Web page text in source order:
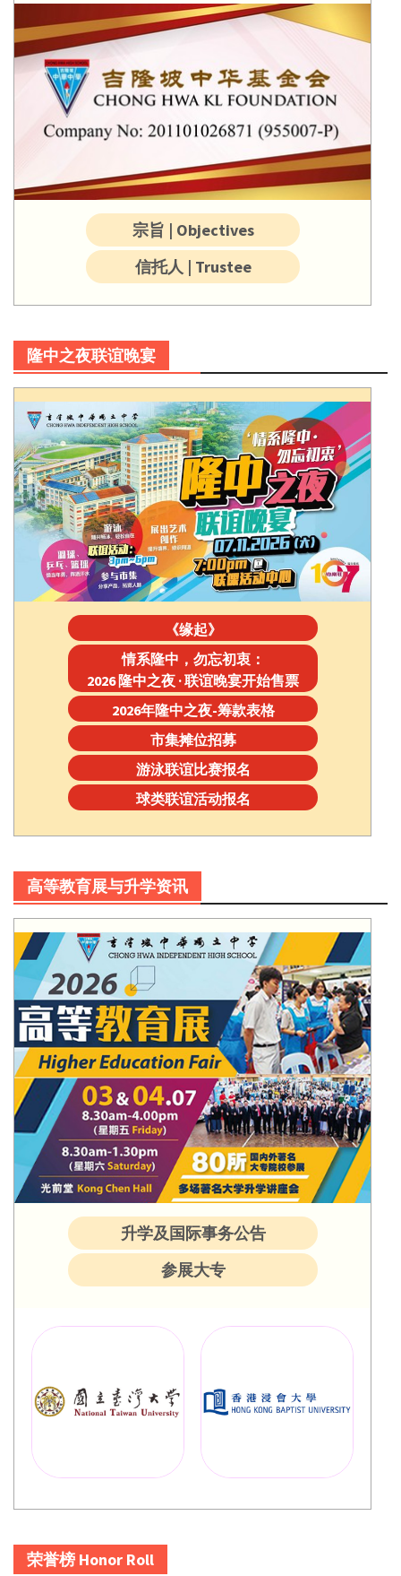
宗旨 | Objectives
信托人 | Trustee
隆中之夜联谊晚宴
《缘起》
情系隆中，勿忘初衷：
2026 隆中之夜 · 联谊晚宴开始售票
2026年隆中之夜-筹款表格
市集摊位招募
游泳联谊比赛报名
球类联谊活动报名
高等教育展与升学资讯
升学及国际事务公告
参展大专
荣誉榜 Honor Roll